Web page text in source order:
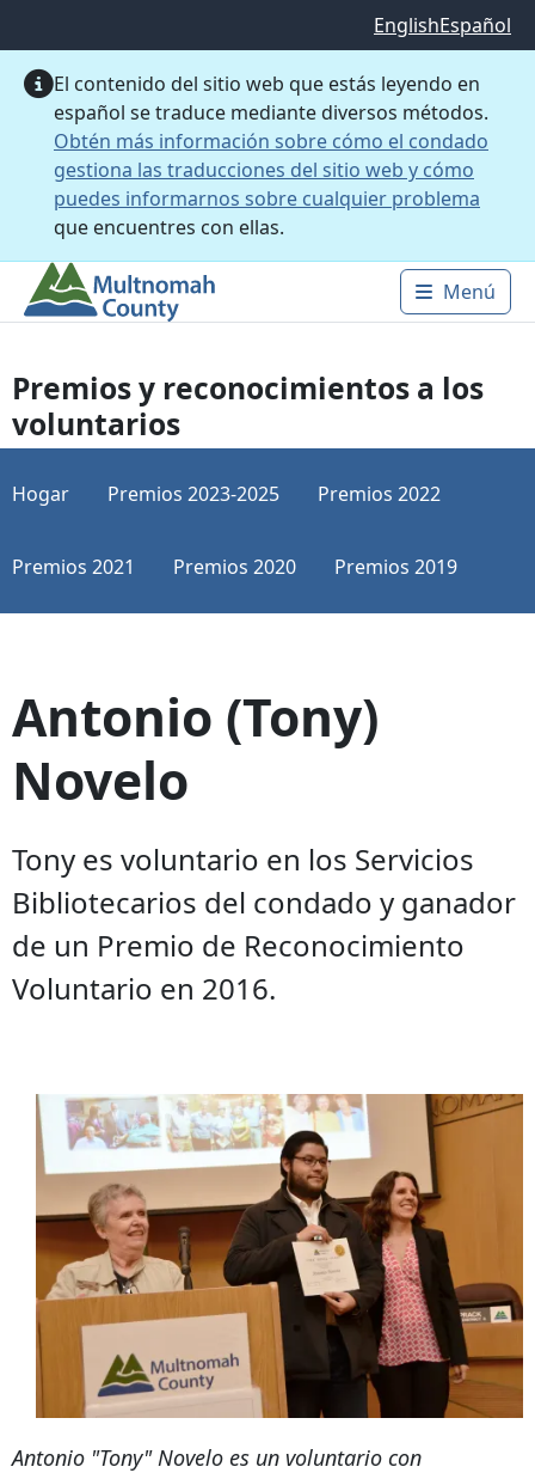
EnglishEspañol
El contenido del sitio web que estás leyendo en
español se traduce mediante diversos métodos.
Obtén más información sobre cómo el condado
gestiona las traducciones del sitio web y cómo
puedes informarnos sobre cualquier problema
que encuentres con ellas.
Main
Menú
Premios y reconocimientos a los
voluntarios
Hogar Premios 2023-2025 Premios 2022
Premios 2021 Premios 2020 Premios 2019
Antonio (Tony)
Novelo
Tony es voluntario en los Servicios
Bibliotecarios del condado y ganador
de un Premio de Reconocimiento
Voluntario en 2016.
Antonio "Tony" Novelo es un voluntario con